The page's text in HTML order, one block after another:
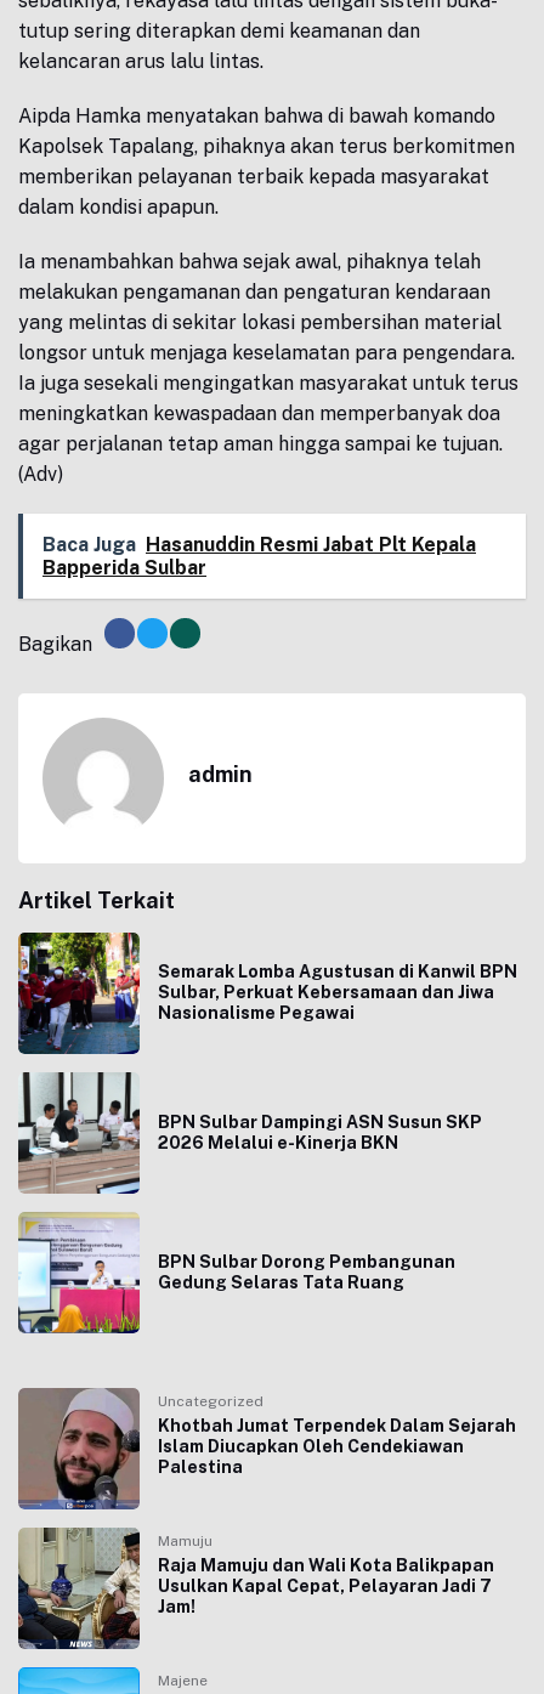
tutup sering diterapkan demi keamanan dan
kelancaran arus lalu lintas.
Aipda Hamka menyatakan bahwa di bawah komando
Kapolsek Tapalang, pihaknya akan terus berkomitmen
memberikan pelayanan terbaik kepada masyarakat
dalam kondisi apapun.
Ia menambahkan bahwa sejak awal, pihaknya telah
melakukan pengamanan dan pengaturan kendaraan
yang melintas di sekitar lokasi pembersihan material
longsor untuk menjaga keselamatan para pengendara.
Ia juga sesekali mengingatkan masyarakat untuk terus
meningkatkan kewaspadaan dan memperbanyak doa
agar perjalanan tetap aman hingga sampai ke tujuan.
(Adv)
Baca Juga Hasanuddin Resmi Jabat Plt Kepala
Bapperida Sulbar
Bagikan
admin
Artikel Terkait
Semarak Lomba Agustusan di Kanwil BPN
Sulbar, Perkuat Kebersamaan dan Jiwa
Nasionalisme Pegawai
BPN Sulbar Dampingi ASN Susun SKP
2026 Melalui e-Kinerja BKN
BPN Sulbar Dorong Pembangunan
Gedung Selaras Tata Ruang
Uncategorized
Khotbah Jumat Terpendek Dalam Sejarah
Islam Diucapkan Oleh Cendekiawan
Palestina
Mamuju
Raja Mamuju dan Wali Kota Balikpapan
Usulkan Kapal Cepat, Pelayaran Jadi 7
Jam!
Majene